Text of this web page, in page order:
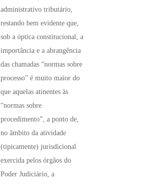
administrativo tributário,
restando bem evidente que,
sob a óptica constitucional, a
importância e a abrangência
das chamadas “normas sobre
processo” é muito maior do
que aquelas atinentes às
“normas sobre
procedimento”, a ponto de,
no âmbito da atividade
(tipicamente) jurisdicional
exercida pelos órgãos do
Poder Judiciário, a